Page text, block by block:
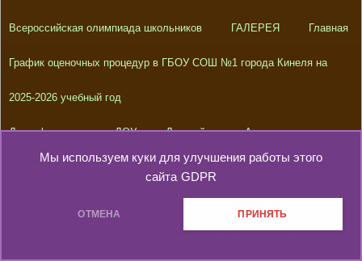
Мы используем куки для улучшения работы этого
сайта GDPR
ОТМЕНА ПРИНЯТЬ
Всероссийская олимпиада школьников ГАЛЕРЕЯ Главная
График оценочных процедур в ГБОУ СОШ №1 города Кинеля на
2025-2026 учебный год
Дезинфекция школ и ДОУ Детский центр «Артек»
Документы, необходимые для зачисления в 1 класс
Документы, регламентирующие прием в 1 класс